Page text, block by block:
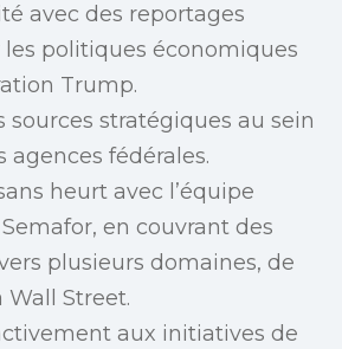
avec des reportages
les politiques économiques
Trump.
sources stratégiques au sein
agences fédérales.
heurt avec l’équipe
en couvrant des
plusieurs domaines, de
Street.
aux initiatives de